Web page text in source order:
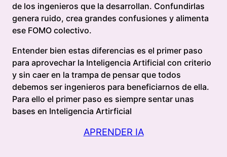
de los ingenieros que la desarrollan. Confundirlas
genera ruido, crea grandes confusiones y alimenta
ese FOMO colectivo.
Entender bien estas diferencias es el primer paso
para aprovechar la Inteligencia Artificial con criterio
y sin caer en la trampa de pensar que todos
debemos ser ingenieros para beneficiarnos de ella.
Para ello el primer paso es siempre sentar unas
bases en Inteligencia Artirficial
APRENDER IA